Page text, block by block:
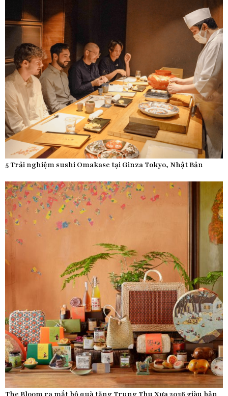
5 Trải nghiệm sushi Omakase tại Ginza Tokyo, Nhật Bản
The Bloom ra mắt bộ quà tặng Trung Thu Xưa 2026 giàu bản